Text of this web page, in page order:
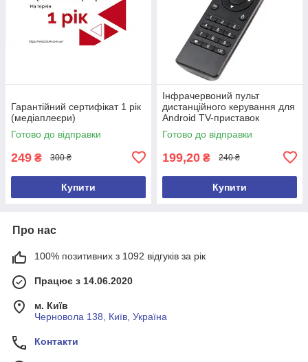
Гарантійний сертифікат 1 рік
(медіаплеєри)
Готово до відправки
249 ₴ 300 ₴
Купити
Інфрачервоний пульт
дистанційного керування для
Android TV-приставок
Готово до відправки
199,20 ₴ 240 ₴
Купити
Про нас
100% позитивних з 1092 відгуків за рік
Працює з 14.06.2020
м. Київ
Черновола 138, Київ, Україна
Контакти